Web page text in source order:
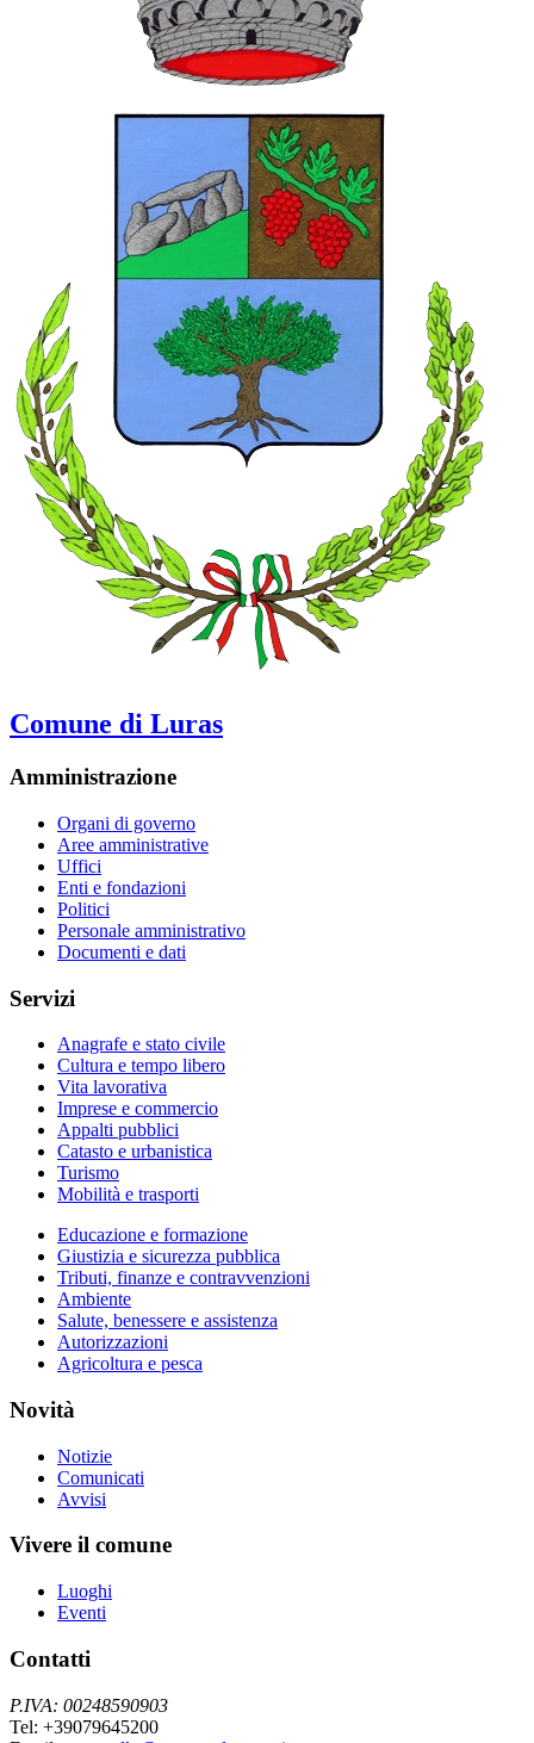
Comune di Luras
Amministrazione
Organi di governo
Aree amministrative
Uffici
Enti e fondazioni
Politici
Personale amministrativo
Documenti e dati
Servizi
Anagrafe e stato civile
Cultura e tempo libero
Vita lavorativa
Imprese e commercio
Appalti pubblici
Catasto e urbanistica
Turismo
Mobilità e trasporti
Educazione e formazione
Giustizia e sicurezza pubblica
Tributi, finanze e contravvenzioni
Ambiente
Salute, benessere e assistenza
Autorizzazioni
Agricoltura e pesca
Novità
Notizie
Comunicati
Avvisi
Vivere il comune
Luoghi
Eventi
Contatti
P.IVA: 00248590903
Tel: +39079645200